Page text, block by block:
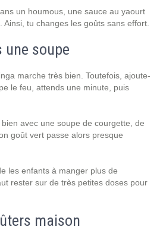
un houmous, une sauce au yaourt
tu changes les goûts sans effort.
une soupe
marche très bien. Toutefois, ajoute-
le feu, attends une minute, puis
avec une soupe de courgette, de
goût vert passe alors presque
les enfants à manger plus de
rester sur de très petites doses pour
maison